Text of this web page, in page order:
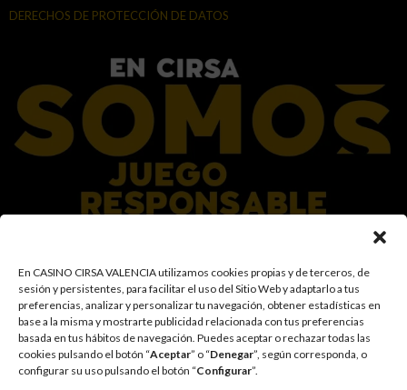
En CASINO CIRSA VALENCIA utilizamos cookies propias y de terceros, de
sesión y persistentes, para facilitar el uso del Sitio Web y adaptarlo a tus
preferencias, analizar y personalizar tu navegación, obtener estadísticas en
base a la misma y mostrarte publicidad relacionada con tus preferencias
basada en tus hábitos de navegación. Puedes aceptar o rechazar todas las
cookies pulsando el botón “Aceptar” o “Denegar”, según corresponda, o
configurar su uso pulsando el botón “Configurar”.
DERECHOS DE PROTECCIÓN DE DATOS
En el Grupo CIRSA promovemos una actitud responsable hacia el juego,
garantizando un entorno seguro y transparente para nuestros clientes y
facilitamos medidas e información para que el juego sea siempre diversión y
entretenimiento, sin utilizarse como vía para afrontar problemas económicos
o emocionales. El acceso está prohibido a menores de 18 años y a las
personas con acceso restringido conforme a los registros de prohibición y/o
autoexclusión que resulten aplicables. También trabajamos para reforzar una
cultura de prevención y concienciación sobre los posibles trastornos